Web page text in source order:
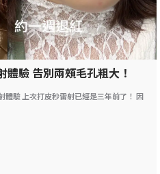
體驗 告別兩頰毛孔粗大！
驗 上次打皮秒雷射已經是三年前了！ 因